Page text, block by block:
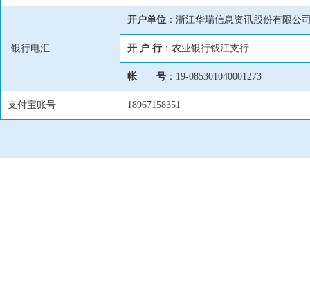
·银行电汇
开户单位 ：浙江华瑞信息资讯股份有限公
开 户 行：农业银行钱江支行
帐 号 ：19-085301040001273
支付宝账号 18967158351